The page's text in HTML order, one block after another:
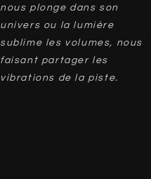
nous plonge dans son
univers ou la lumière
sublime les volumes, nous
faisant partager les
vibrations de la piste.